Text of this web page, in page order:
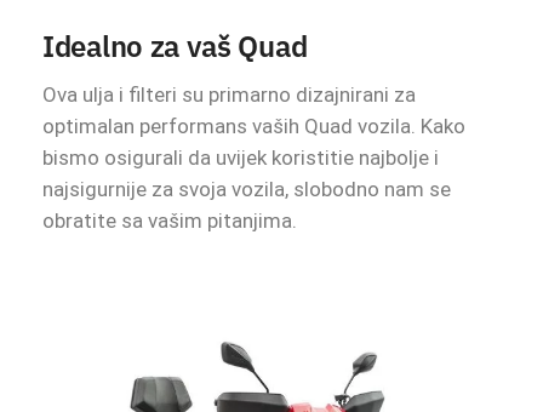
Idealno za vaš Quad
Ova ulja i filteri su primarno dizajnirani za
optimalan performans vaših Quad vozila. Kako
bismo osigurali da uvijek koristitie najbolje i
najsigurnije za svoja vozila, slobodno nam se
obratite sa vašim pitanjima.